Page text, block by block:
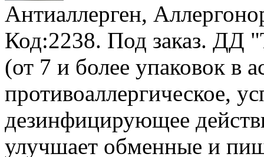
Антиаллерген,
Код:2238. Под заказ. ДД
(от 7 и более упаковок в
противоаллергическое,
дезинфицирующее
улучшает обменные и